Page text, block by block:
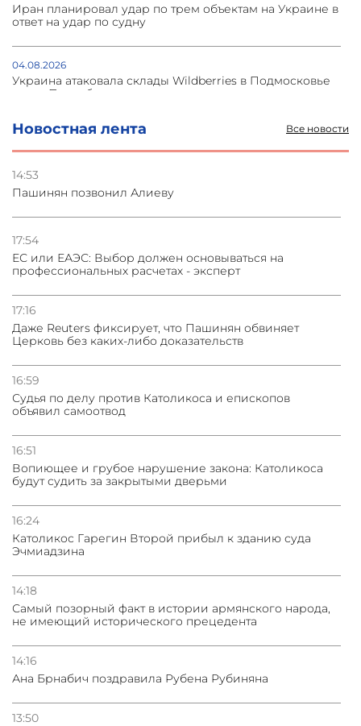
Новостная лента Все новости
14:53
Пашинян позвонил Алиеву
17:54
ЕС или ЕАЭС: Выбор должен основываться на
профессиональных расчетах - эксперт
17:16
Даже Reuters фиксирует, что Пашинян обвиняет
Церковь без каких-либо доказательств
16:59
Судья по делу против Католикоса и епископов
объявил самоотвод
16:51
Вопиющее и грубое нарушение закона: Католикоса
будут судить за закрытыми дверьми
16:24
Католикос Гарегин Второй прибыл к зданию суда
Эчмиадзина
14:18
Самый позорный факт в истории армянского народа,
не имеющий исторического прецедента
14:16
Ана Брнабич поздравила Рубена Рубиняна
13:50
Иран планировал удар по трем объектам на Украине в
ответ на удар по судну
04.08.2026
Украина атаковала склады Wildberries в Подмосковье
и под Петербургом
03.08.2026
Стратегия безопасности ОДКБ допускает применение
Азербайджане
31.07.2026
Сотрудничество и очереди – детали визита главы
погрануправления СНБ Армении в Тбилиси